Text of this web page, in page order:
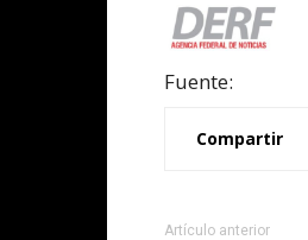
Fuente:
Compartir
Artículo anterior